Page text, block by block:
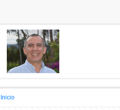
Inicio